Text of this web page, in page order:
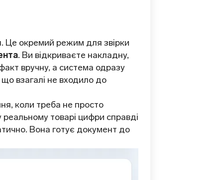
Це окремий режим для звірки
. Ви відкриваєте накладну,
вручну, а система одразу
взагалі не входило до
коли треба не просто
товарі цифри справді
Вона готує документ до